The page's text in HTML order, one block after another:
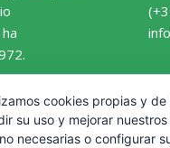
cookies propias y
su uso y mejorar
necesarias o configurar